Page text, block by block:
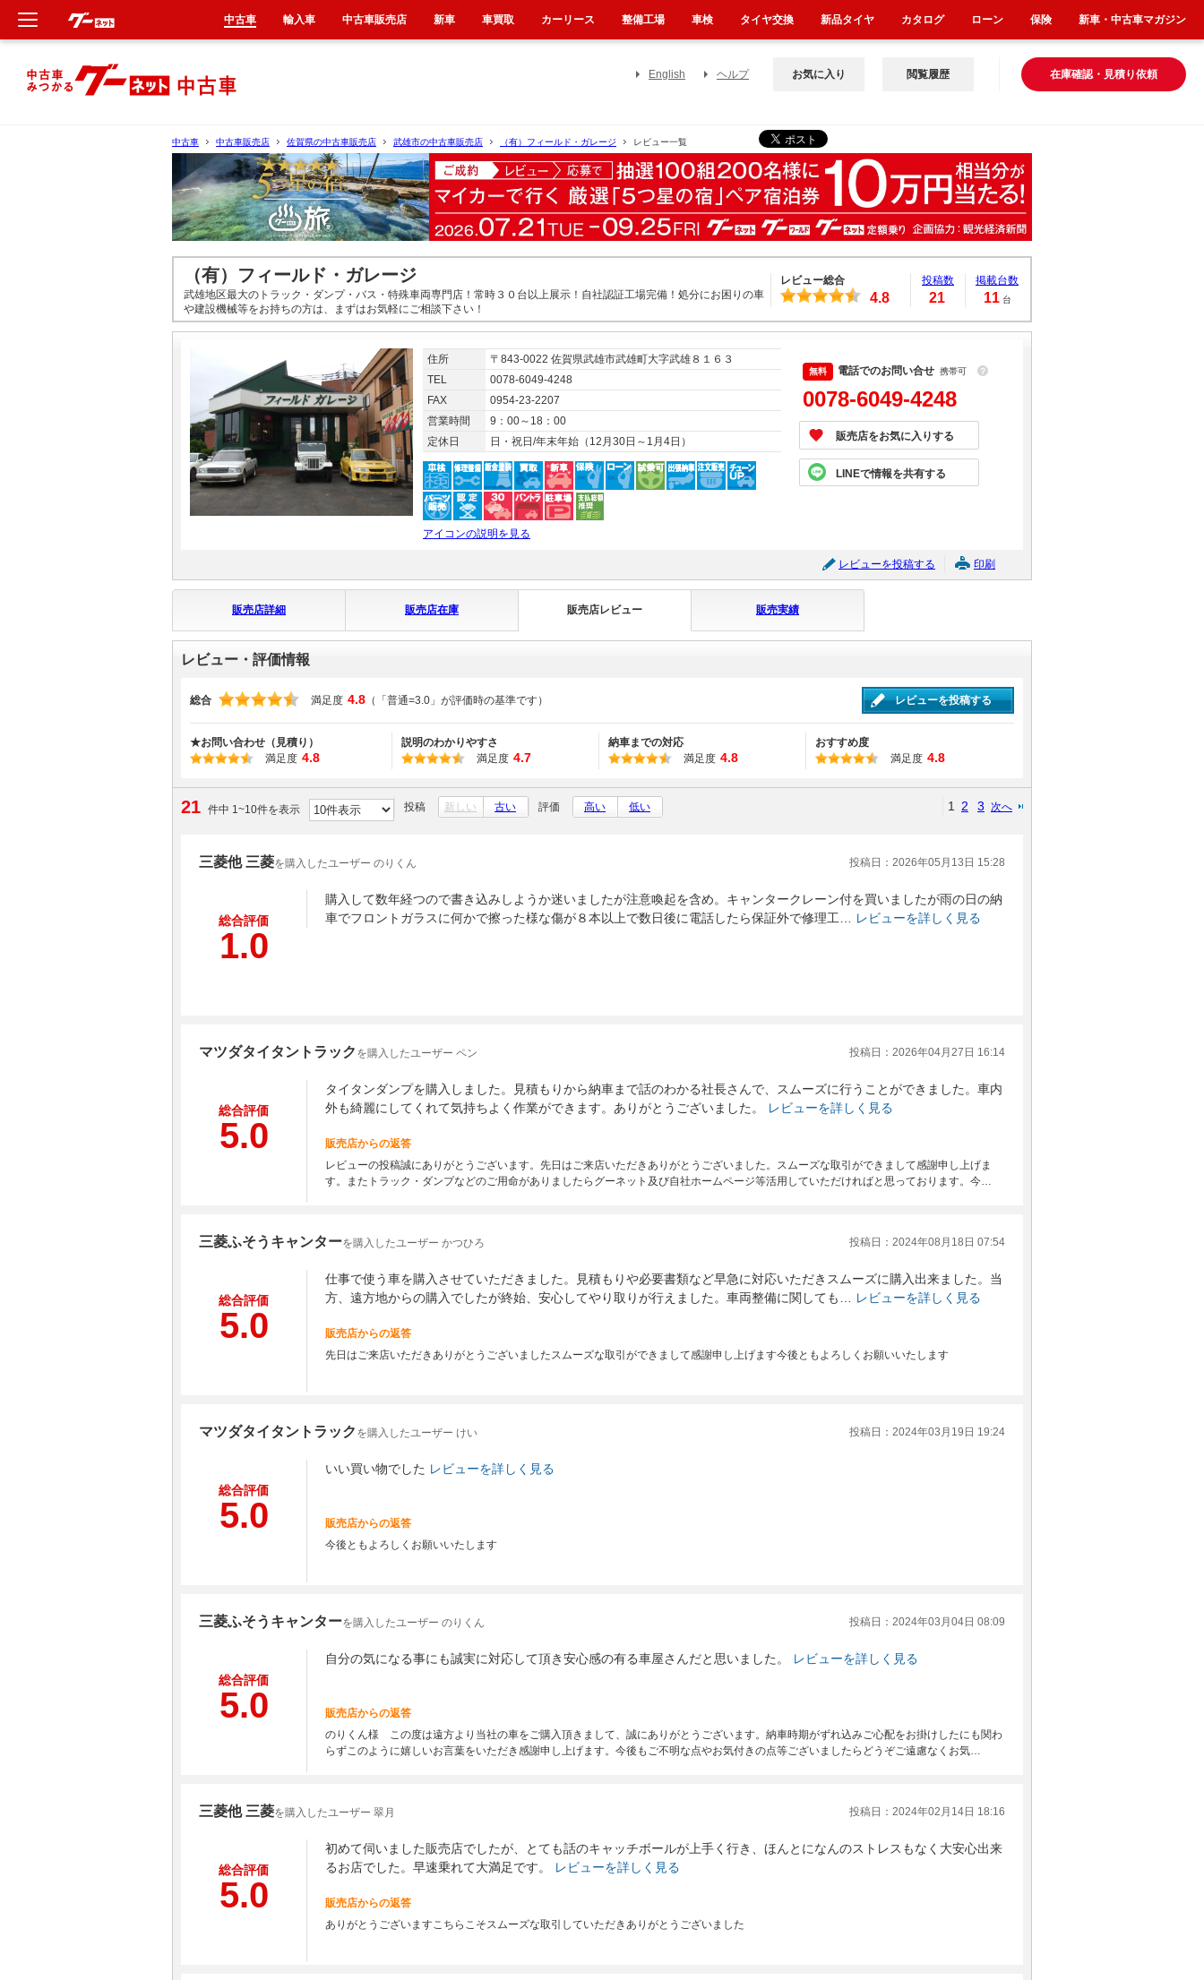
English ヘルプ 在庫確認・見積り依頼
お気に入り 閲覧履歴
中古車 中古車販売店 佐賀県の中古車販売店 武雄市の中古車販売店 （有）フィールド・ガレージ レビュー一覧
（有）フィールド・ガレージ
武雄地区最大のトラック・ダンプ・バス・特殊車両専門店！常時３０台以上展示！自社認証工場完備！処分にお困りの車
や建設機械等をお持ちの方は、まずはお気軽にご相談下さい！
レビュー総合
4.8
投稿数
21
掲載台数
11 台
住所
〒843-0022 佐賀県武雄市武雄町大字武雄８１６３
TEL
0078-6049-4248
FAX
0954-23-2207
営業時間
9：00～18：00
定休日
日・祝日/年末年始（12月30日～1月4日）
アイコンの説明を見る
電話でのお問い合せ 携帯可 ？
0078-6049-4248
販売店をお気に入りする
LINEで情報を共有する
レビューを投稿する 印刷
販売店詳細 販売店在庫 販売店レビュー 販売実績
レビュー・評価情報
総合 満足度 4.8 （「普通=3.0」が評価時の基準です） レビューを投稿する
★お問い合わせ（見積り）
満足度 4.8
説明のわかりやすさ
満足度 4.7
納車までの対応
満足度 4.8
おすすめ度
満足度 4.8
21 件中 1~10件を表示 投稿 新しい 古い 評価 高い 低い 1 2 3 次へ
三菱他 三菱を購入したユーザー のりくん 投稿日：2026年05月13日 15:28
総合評価
1.0
購入して数年経つので書き込みしようか迷いましたが注意喚起を含め。キャンタークレーン付を買いましたが雨の日の納
車でフロントガラスに何かで擦った様な傷が８本以上で数日後に電話したら保証外で修理工…
レビューを詳しく見る
マツダタイタントラック を購入したユーザー ペン 投稿日：2026年04月27日 16:14
総合評価
5.0
タイタンダンプを購入しました。見積もりから納車まで話のわかる社長さんで、スムーズに行うことができました。車内
外も綺麗にしてくれて気持ちよく作業ができます。ありがとうございました。
レビューを詳しく見る
販売店からの返答
レビューの投稿誠にありがとうございます。先日はご来店いただきありがとうございました。スムーズな取引ができまして感謝申し上げま
す。またトラック・ダンプなどのご用命がありましたらグーネット及び自社ホームページ等活用していただければと思っております。今…
三菱ふそうキャンターを購入したユーザー かつひろ 投稿日：2024年08月18日 07:54
総合評価
5.0
仕事で使う車を購入させていただきました。見積もりや必要書類など早急に対応いただきスムーズに購入出来ました。当
方、遠方地からの購入でしたが終始、安心してやり取りが行えました。車両整備に関しても…
レビューを詳しく見る
販売店からの返答
先日はご来店いただきありがとうございましたスムーズな取引ができまして感謝申し上げます今後ともよろしくお願いいたします
マツダタイタントラック を購入したユーザー けい 投稿日：2024年03月19日 19:24
総合評価
5.0
いい買い物でした レビューを詳しく見る
販売店からの返答
今後ともよろしくお願いいたします
三菱ふそうキャンターを購入したユーザー のりくん 投稿日：2024年03月04日 08:09
総合評価
5.0
自分の気になる事にも誠実に対応して頂き安心感の有る車屋さんだと思いました。 レビューを詳しく見る
販売店からの返答
のりくん様 この度は遠方より当社の車をご購入頂きまして、誠にありがとうございます。納車時期がずれ込みご心配をお掛けしたにも関わ
らずこのように嬉しいお言葉をいただき感謝申し上げます。今後もご不明な点やお気付きの点等ございましたらどうぞご遠慮なくお気…
三菱他 三菱を購入したユーザー 翠月 投稿日：2024年02月14日 18:16
総合評価
5.0
初めて伺いました販売店でしたが、とても話のキャッチボールが上手く行き、ほんとになんのストレスもなく大安心出来
るお店でした。早速乗れて大満足です。
レビューを詳しく見る
販売店からの返答
ありがとうございますこちらこそスムーズな取引していただきありがとうございました
中古車 輸入車 中古車販売店 新車 車買取 カーリース 整備工場 車検 タイヤ交換 新品タイヤ カタログ ローン 保険 新車・中古車マガジン
新車